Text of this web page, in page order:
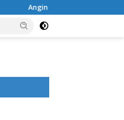
Tengah Jeruji Besi ,MA